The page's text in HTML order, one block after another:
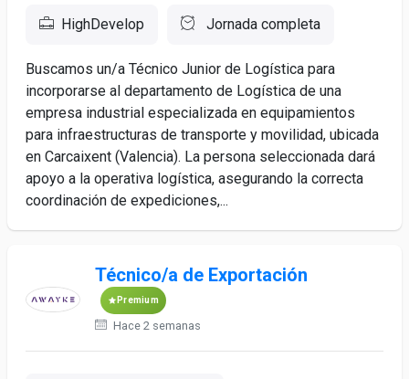
HighDevelop Jornada completa
Buscamos un/a Técnico Junior de Logística para
incorporarse al departamento de Logística de una
empresa industrial especializada en equipamientos
para infraestructuras de transporte y movilidad, ubicada
en Carcaixent (Valencia). La persona seleccionada dará
apoyo a la operativa logística, asegurando la correcta
coordinación de expediciones,...
Técnico/a de Exportación
Premium
Hace 2 semanas